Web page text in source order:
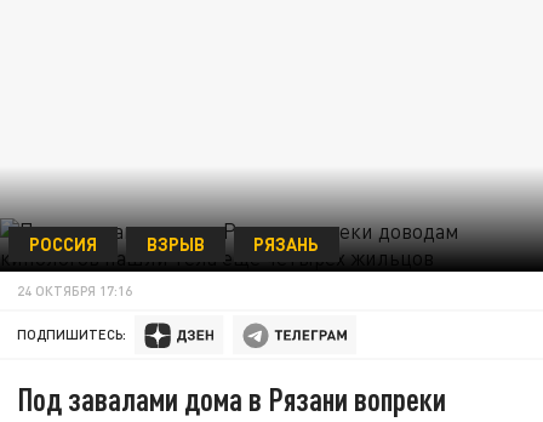
РОССИЯ ВЗРЫВ РЯЗАНЬ
24 ОКТЯБРЯ 17:16
ПОДПИШИТЕСЬ:
Под завалами дома в Рязани вопреки